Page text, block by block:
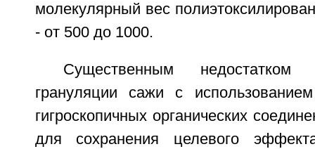
молекулярный вес
- от 500 до 1000.
Существенным недостатком
грануляции сажи с
гигроскопичных органических
для сохранения целевого